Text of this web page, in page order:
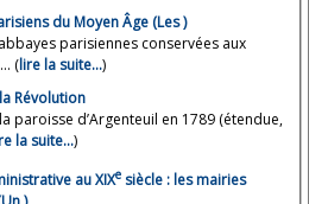
du Moyen Âge (Les )
parisiennes conservées aux
(lire la suite…)
Révolution
paroisse d’Argenteuil en 1789 (étendue,
la suite…)
au XIXe siècle : les mairies